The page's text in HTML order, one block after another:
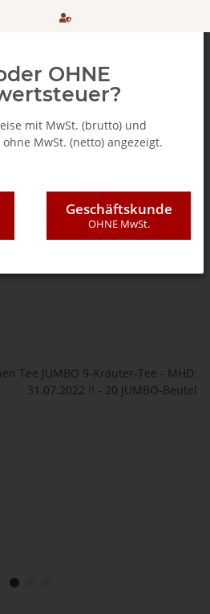
einkaufen
SSL
OHNE
mit MwSt. (brutto) und
MwSt. (netto) angezeigt.
Geschäftskunde
OHNE MwSt.